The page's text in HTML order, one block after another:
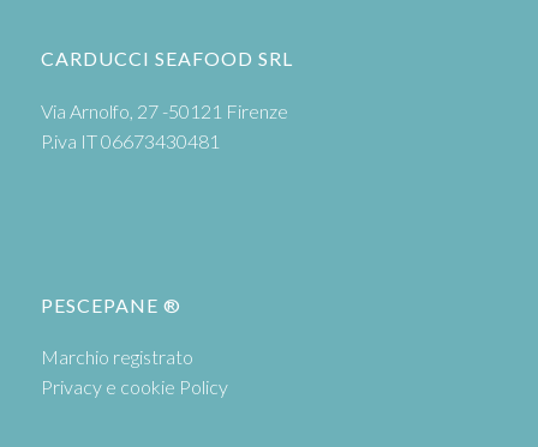
CARDUCCI SEAFOOD SRL
Via Arnolfo, 27 -50121 Firenze
P.iva IT 06673430481
PESCEPANE ®
Marchio registrato
Privacy e cookie Policy